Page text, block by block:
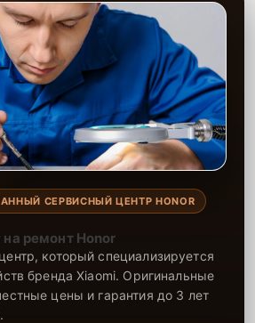
СЕРВИСНЫЙ ЦЕНТР HONOR
на ремонт Honor
который специализируется
бренда Xiaomi. Оригинальные
цены и гарантия до 3 лет